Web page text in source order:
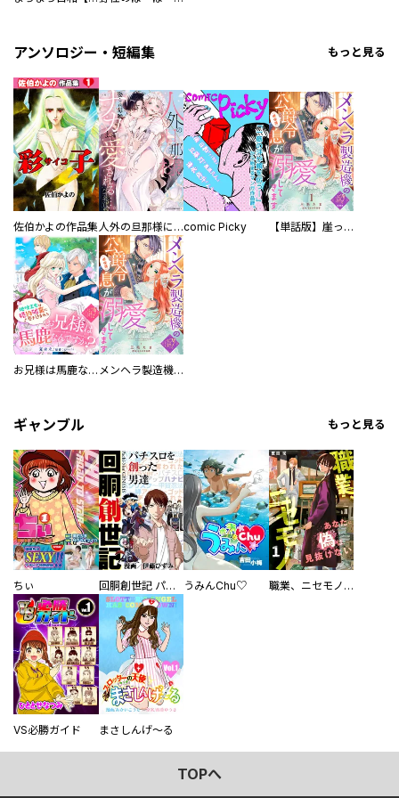
アンソロジー・短編集 もっと見る
佐伯かよの作品集 人外の旦那様に娶られ毎晩ナカまで愛される…。アンソロジーcomic Picky 【単話版】崖っぷち令嬢ですが、意地と策略で幸せになります！シリーズ
お兄様は馬鹿なんですか？～地味王女は婚約破棄に巻き込まれる～ メンヘラ製造機の公爵令息（過保護）が溺愛してきます
ギャンブル もっと見る
ちぃ 回胴創世記 パチスロを創った男達 うみんChu♡ 職業、ニセモノ～あなたに偽は見抜けない【電子単行本版】
VS必勝ガイド まさしんげ～る
TOPへ